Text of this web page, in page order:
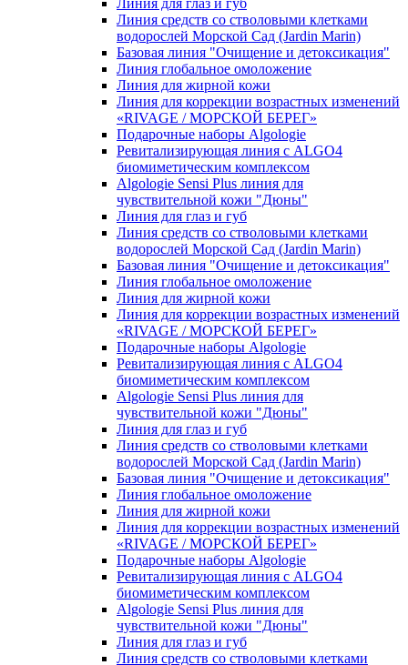
Линия для глаз и губ
Линия средств со стволовыми клетками
водорослей Морской Сад (Jardin Marin)
Базовая линия "Очищение и детоксикация"
Линия глобальное омоложение
Линия для жирной кожи
Линия для коррекции возрастных изменений
«RIVAGE / МОРСКОЙ БЕРЕГ»
Подарочные наборы Algologie
Ревитализирующая линия с ALGO4
биомиметическим комплексом
Algologie Sensi Plus линия для
чувcтвительной кожи "Дюны"
Линия для глаз и губ
Линия средств со стволовыми клетками
водорослей Морской Сад (Jardin Marin)
Базовая линия "Очищение и детоксикация"
Линия глобальное омоложение
Линия для жирной кожи
Линия для коррекции возрастных изменений
«RIVAGE / МОРСКОЙ БЕРЕГ»
Подарочные наборы Algologie
Ревитализирующая линия с ALGO4
биомиметическим комплексом
Algologie Sensi Plus линия для
чувcтвительной кожи "Дюны"
Линия для глаз и губ
Линия средств со стволовыми клетками
водорослей Морской Сад (Jardin Marin)
Базовая линия "Очищение и детоксикация"
Линия глобальное омоложение
Линия для жирной кожи
Линия для коррекции возрастных изменений
«RIVAGE / МОРСКОЙ БЕРЕГ»
Подарочные наборы Algologie
Ревитализирующая линия с ALGO4
биомиметическим комплексом
Algologie Sensi Plus линия для
чувcтвительной кожи "Дюны"
Линия для глаз и губ
Линия средств со стволовыми клетками